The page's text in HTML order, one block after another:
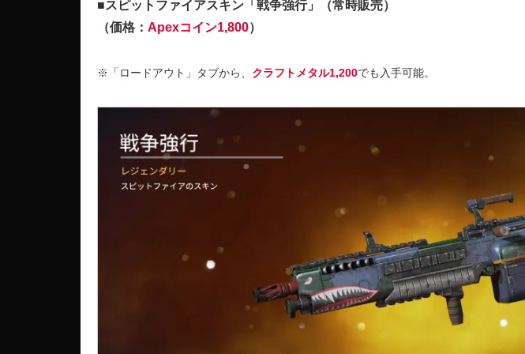
■スピットファイアスキン「戦争強行」（常時販売）
（価格： Apexコイン1,800）
※「ロードアウト」タブから、 クラフトメタル1,200でも入手可能。